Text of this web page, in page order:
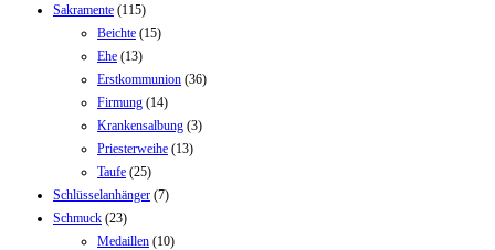
Sakramente (115)
Beichte (15)
Ehe (13)
Erstkommunion (36)
Firmung (14)
Krankensalbung (3)
Priesterweihe (13)
Taufe (25)
Schlüsselanhänger (7)
Schmuck (23)
Medaillen (10)